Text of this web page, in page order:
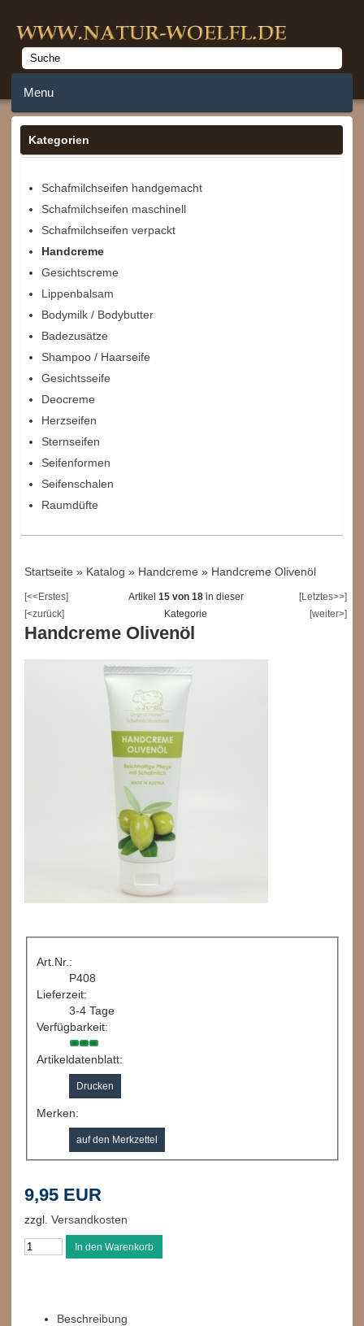
Menu
Home
Merkzettel
Warenkorb
Kategorien
Schafmilchseifen handgemacht
Schafmilchseifen maschinell
Schafmilchseifen verpackt
Handcreme
Gesichtscreme
Lippenbalsam
Bodymilk / Bodybutter
Badezusätze
Shampoo / Haarseife
Gesichtsseife
Deocreme
Herzseifen
Sternseifen
Seifenformen
Seifenschalen
Raumdüfte
Startseite » Katalog » Handcreme » Handcreme Olivenöl
[<<Erstes]
[<zurück]
Artikel 15 von 18in dieser
Kategorie
[Letztes>>]
[weiter>]
Handcreme Olivenöl
Art.Nr.:
P408
Lieferzeit:
3-4 Tage
Verfügbarkeit:
Artikeldatenblatt:
Drucken
Merken:
9,95 EUR
zzgl. Versandkosten
Beschreibung